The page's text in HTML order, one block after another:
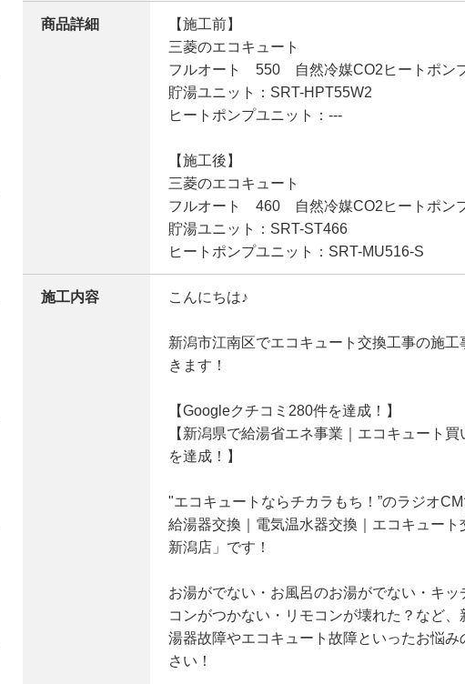
商品詳細
【施工前】
三菱のエコキュート
フルオート 550 自然冷媒CO2ヒートポン
貯湯ユニット：SRT-HPT55W2
ヒートポンプユニット：---
【施工後】
三菱のエコキュート
フルオート 460 自然冷媒CO2ヒートポン
貯湯ユニット：SRT-ST466
ヒートポンプユニット：SRT-MU516-S
施工内容 こんにちは♪
新潟市江南区でエコキュート交換工事の施
きます！
【Googleクチコミ280件を達成！】
【新潟県で給湯省エネ事業｜エコキュート
を達成！】
"エコキュートならチカラもち！”のラジオ
給湯器交換｜電気温水器交換｜エコキュート
新潟店」です！
お湯がでない・お風呂のお湯がでない・キ
コンがつかない・リモコンが壊れた？など
湯器故障やエコキュート故障といったお悩
さい！